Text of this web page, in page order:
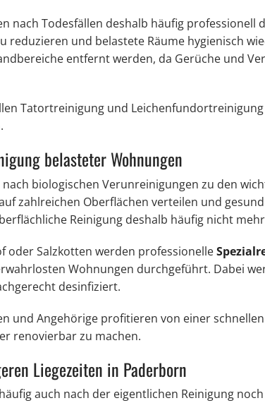
nach Todesfällen deshalb häufig
reduzieren und belastete Räume hygienisch
entfernt werden, da Gerüche und
Tatortreinigung und
belasteter Wohnungen
biologischen Verunreinigungen zu den
zahlreichen Oberflächen verteilen und
Reinigung deshalb häufig nicht
oder Salzkotten werden professionelle
Wohnungen durchgeführt. Dabei
desinfiziert.
und Angehörige profitieren von einer
renovierbar zu machen.
Liegezeiten in Paderborn
auch nach der eigentlichen Reinigung